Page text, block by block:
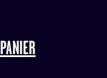
PANIER